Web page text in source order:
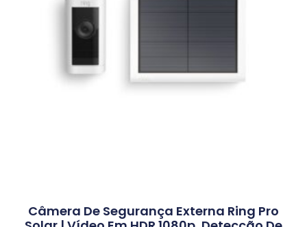
Câmera De Segurança Externa Ring Pro